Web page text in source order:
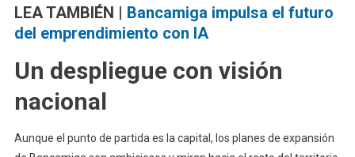
LEA TAMBIÉN | Bancamiga impulsa el futuro
del emprendimiento con IA
Un despliegue con visión
nacional
Aunque el punto de partida es la capital, los planes de expansión